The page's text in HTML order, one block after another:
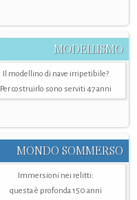
MODELLISMO
Il modellino di nave irripetibile?
Per costruirlo sono serviti 47 anni
MONDO SOMMERSO
Immersioni nei relitti:
questa è profonda 150 anni